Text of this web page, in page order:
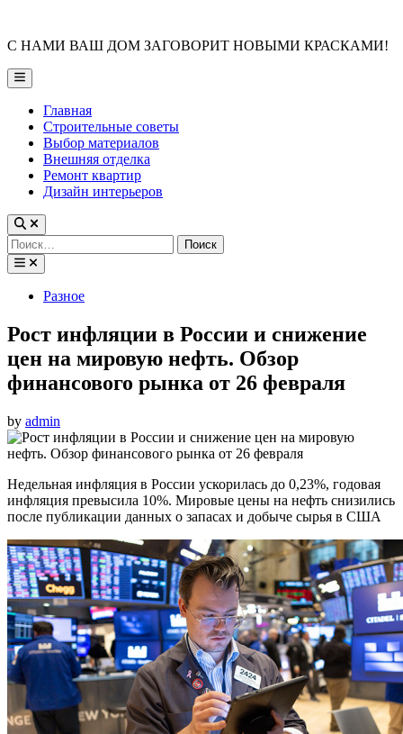
content
С НАМИ ВАШ ДОМ ЗАГОВОРИТ НОВЫМИ КРАСКАМИ!
Main
Menu
Главная
Строительные советы
Выбор материалов
Внешняя отделка
Ремонт квартир
Дизайн интерьеров
Найти:
PostedРазное
Рост инфляции в России и снижение
цен на мировую нефть. Обзор
финансового рынка от 26 февраля
by admin
Недельная инфляция в России ускорилась до 0,23%, годовая
инфляция превысила 10%. Мировые цены на нефть снизились
после публикации данных о запасах и добыче сырья в США